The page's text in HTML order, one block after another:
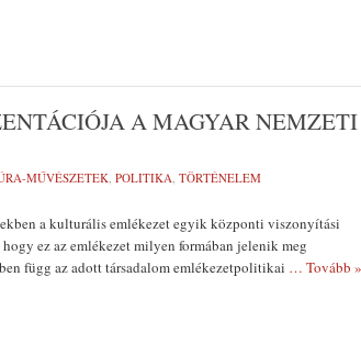
A MAGYAR NEMZETI
MŰVÉSZETEK, POLITIKA, TÖRTÉNELEM
a kulturális emlékezet egyik központi viszonyítási
ez az emlékezet milyen formában jelenik meg
függ az adott társadalom emlékezetpolitikai … Tovább »